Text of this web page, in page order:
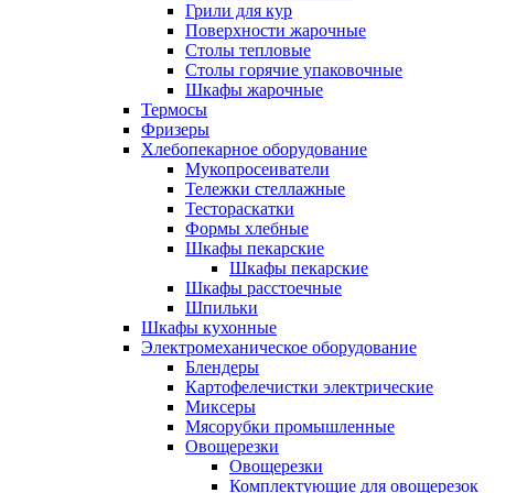
Грили для кур
Поверхности жарочные
Столы тепловые
Столы горячие упаковочные
Шкафы жарочные
Термосы
Фризеры
Хлебопекарное оборудование
Мукопросеиватели
Тележки стеллажные
Тестораскатки
Формы хлебные
Шкафы пекарские
Шкафы пекарские
Шкафы расстоечные
Шпильки
Шкафы кухонные
Электромеханическое оборудование
Блендеры
Картофелечистки электрические
Миксеры
Мясорубки промышленные
Овощерезки
Овощерезки
Комплектующие для овощерезок